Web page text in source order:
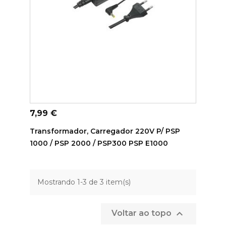
ADICIONAR AO CARRINHO
Preço
7,99 €
Transformador, Carregador 220V P/ PSP
1000 / PSP 2000 / PSP300 PSP E1000
Mostrando 1-3 de 3 item(s)
Voltar ao topo 